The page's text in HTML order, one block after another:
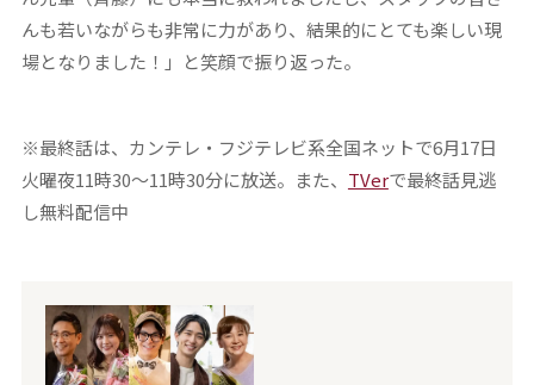
んも若いながらも非常に力があり、結果的にとても楽しい現
場となりました！」と笑顔で振り返った。
※最終話は、カンテレ・フジテレビ系全国ネットで6月17日
火曜夜11時30～11時30分に放送。また、 TVerで最終話見逃
し無料配信中